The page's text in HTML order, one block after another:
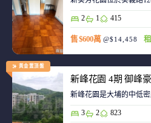
2 1 415
售 $600萬 @$14,458
黃金置頂盤
新峰花園 4期 御峰
新峰花園是大埔的中低
3 2 823